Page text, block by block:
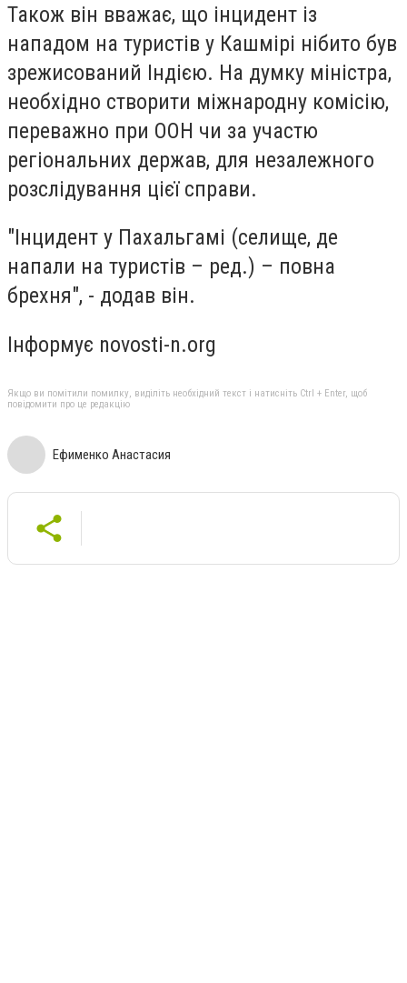
Також він вважає, що інцидент із
нападом на туристів у Кашмірі нібито був
зрежисований Індією. На думку міністра,
необхідно створити міжнародну комісію,
переважно при ООН чи за участю
регіональних держав, для незалежного
розслідування цієї справи.
"Інцидент у Пахальгамі (селище, де
напали на туристів – ред.) – повна
брехня", - додав він.
Інформує novosti-n.org
Якщо ви помітили помилку, виділіть необхідний текст і натисніть Ctrl + Enter, щоб
повідомити про це редакцію
Ефименко Анастасия